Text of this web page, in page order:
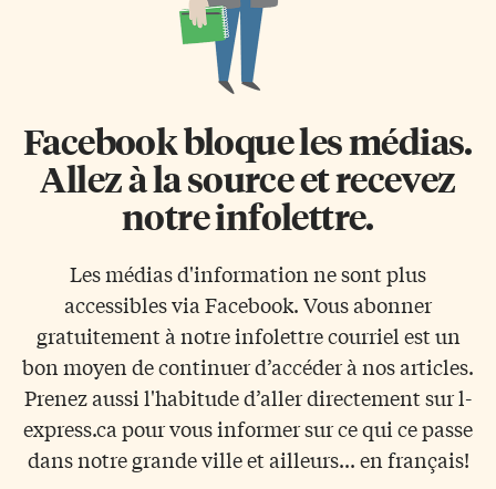
Facebook bloque les médias.
Allez à la source et recevez
notre infolettre.
Les médias d'information ne sont plus
accessibles via Facebook. Vous abonner
gratuitement à notre infolettre courriel est un
bon moyen de continuer d’accéder à nos articles.
Prenez aussi l'habitude d’aller directement sur l-
express.ca pour vous informer sur ce qui ce passe
dans notre grande ville et ailleurs... en français!